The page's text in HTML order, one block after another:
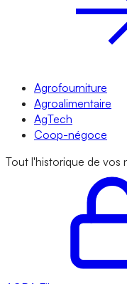
Agrofourniture
Agroalimentaire
AgTech
Coop-négoce
Tout l'historique de vos